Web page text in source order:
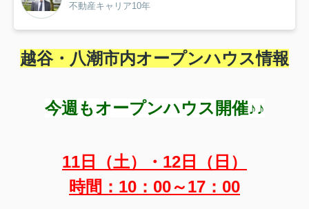
不動産キャリア10年
越谷・八潮市内オープンハウス情報
今週もオープンハウス開催♪♪
11日（土）・12日（日）
時間：10：00～17：00